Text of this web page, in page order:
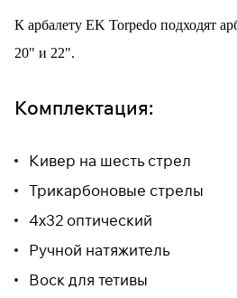
К арбалету EK Torpedo подходят
20" и 22".
Комплектация:
Кивер на шесть стрел
Трикарбоновые стрелы
4х32 оптический
Ручной натяжитель
Воск для тетивы